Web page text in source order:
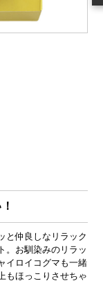
と仲良しなリラック
。お馴染みのリラッ
イロイコグマも一緒
もほっこりさせちゃ